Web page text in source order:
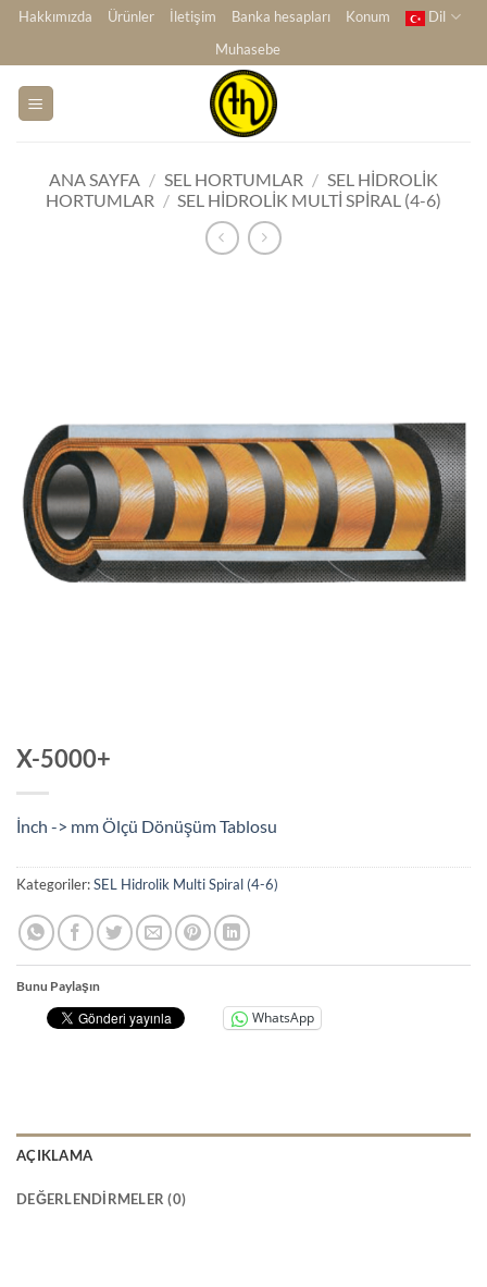
İçeriğe
Hakkımızda Ürünler İletişim Banka hesapları Konum
Dil
Muhasebe
ANA SAYFA / SEL HORTUMLAR / SEL HIDROLIK
HORTUMLAR / SEL HIDROLIK MULTI SPIRAL (4-6)
X-5000+
İnch -> mm Ölçü Dönüşüm Tablosu
Kategoriler:SEL Hidrolik Multi Spiral (4-6)
Bunu Paylaşın
WhatsApp
AÇIKLAMA
DEĞERLENDIRMELER (0)